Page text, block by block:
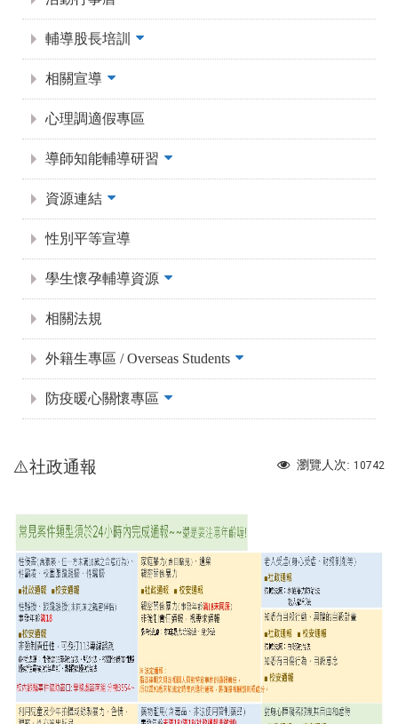
輔導股長培訓
相關宣導
心理調適假專區
導師知能輔導研習
資源連結
性別平等宣導
學生懷孕輔導資源
相關法規
外籍生專區 / Overseas Students
防疫暖心關懷專區
瀏覽人次: 10742
⚠️社政通報